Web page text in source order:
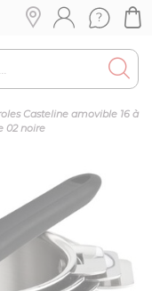
Casteline amovible 16 à
02 noire